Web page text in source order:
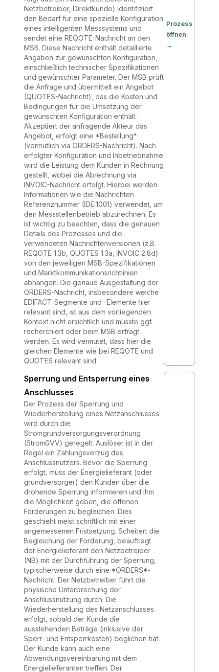
Netzbetreiber, Direktkunde) identifiziert
den Bedarf für eine spezielle Konfiguration
eines intelligenten Messsystems und
sendet eine REQOTE-Nachricht an den
MSB. Diese Nachricht enthält detaillierte
Angaben zur gewünschten Konfiguration,
einschließlich technischer Spezifikationen
und gewünschter Parameter. Der MSB prüft
die Anfrage und übermittelt ein Angebot
(QUOTES-Nachricht), das die Kosten und
Bedingungen für die Umsetzung der
gewünschten Konfiguration enthält.
Akzeptiert der anfragende Akteur das
Angebot, erfolgt eine *Bestellung*
(vermutlich via ORDERS-Nachricht). Nach
erfolgter Konfiguration und Inbetriebnahme
wird die Leistung dem Kunden in Rechnung
gestellt, wobei die Abrechnung via
INVOIC-Nachricht erfolgt. Hierbei werden
Informationen wie die Nachrichten
Referenznummer (IDE:1001) verwendet, um
den Messstellenbetrieb abzurechnen. Es
ist wichtig zu beachten, dass die genauen
Details des Prozesses und die
verwendeten Nachrichtenversionen (z.B.
REQOTE 1.3b, QUOTES 1.3a, INVOIC 2.8d)
von den jeweiligen MSB-Spezifikationen
und Marktkommunikationsrichtlinien
abhängen. Die genaue Ausgestaltung der
ORDERS-Nachricht, insbesondere welche
EDIFACT-Segmente und -Elemente hier
relevant sind, ist aus dem vorliegenden
Kontext nicht ersichtlich und müsste ggf.
recherchiert oder beim MSB erfragt
werden. Es wird vermutet, dass hier die
gleichen Elemente wie bei REQOTE und
QUOTES relevant sind.
Prozess
öffnen
→
Sperrung und Entsperrung eines
Anschlusses
Der Prozess der Sperrung und
Wiederherstellung eines Netzanschlusses
wird durch die
Stromgrundversorgungsverordnung
(StromGVV) geregelt. Auslöser ist in der
Regel ein Zahlungsverzug des
Anschlussnutzers. Bevor die Sperrung
erfolgt, muss der Energielieferant (oder
grundversorger) den Kunden über die
drohende Sperrung informieren und ihm
die Möglichkeit geben, die offenen
Forderungen zu begleichen. Dies
geschieht meist schriftlich mit einer
angemessenen Fristsetzung. Scheitert die
Begleichung der Forderung, beauftragt
der Energielieferant den Netzbetreiber
(NB) mit der Durchführung der Sperrung,
typischerweise durch eine *ORDERS*-
Nachricht. Der Netzbetreiber führt die
physische Unterbrechung der
Anschlussnutzung durch. Die
Wiederherstellung des Netzanschlusses
erfolgt, sobald der Kunde die
ausstehenden Beträge (inklusive der
Sperr- und Entsperrkosten) beglichen hat.
Der Kunde kann auch eine
Abwendungsvereinbarung mit dem
Energielieferanten treffen. Der